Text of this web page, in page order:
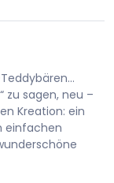
zu sagen, neu –
Kreation: ein
einfachen